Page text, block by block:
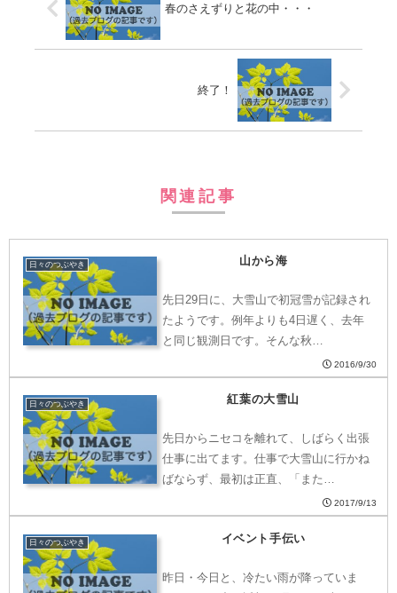
春のさえずりと花の中・・・
終了！
関連記事
日々のつぶやき 山から海
先日29日に、大雪山で初冠雪が記録され
たようです。例年よりも4日遅く、去年
と同じ観測日です。そんな秋…
2016/9/30
日々のつぶやき 紅葉の大雪山
先日からニセコを離れて、しばらく出張
仕事に出てます。仕事で大雪山に行かね
ばならず、最初は正直、「また…
2017/9/13
日々のつぶやき イベント手伝い
昨日・今日と、冷たい雨が降っていま